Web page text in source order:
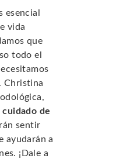
esencial
vida
que
todo el
Christina
de
sentir
ayudarán a
¡Dale a